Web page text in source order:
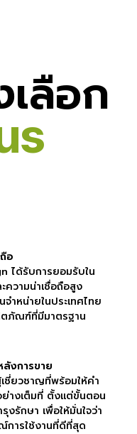
ลือก
อ
ได้รับการยอมรับใน
วามน่าเชื่อถือสูง
ำหน่ายในประเทศไทย
ตภัณฑ์ที่มีมาตรฐาน
งการขาย
ชี่ยวชาญที่พร้อมให้คำ
างเต็มที่ ตั้งแต่ขั้นตอน
รักษา เพื่อให้มั่นใจว่า
การใช้งานที่ดีที่สุด